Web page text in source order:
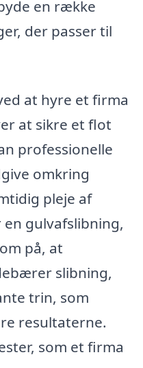
en række
der passer til
at hyre et firma
at sikre et flot
professionelle
omkring
pleje af
gulvafslibning,
på, at
slibning,
trin, som
resultaterne.
som et firma